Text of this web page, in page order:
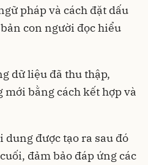
pháp và cách đặt dấu
con người đọc hiểu
dữ liệu đã thu thập,
bằng cách kết hợp và
dung được tạo ra sau đó
đảm bảo đáp ứng các